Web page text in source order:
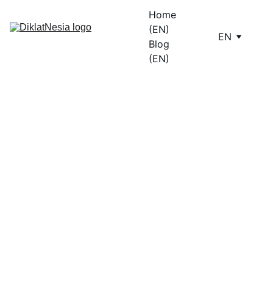
Home
(EN)
Blog
(EN)
EN